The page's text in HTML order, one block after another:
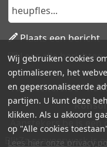
heupfles...
Plaats een bericht
Lees alle berichten
Aanstekers.be -
Aanstekers.be is
BlitZz graveerwerk is
Wij gebruiken cookies
optimaliseren, het
en gepersonaliseerde
partijen. U kunt deze
klikken. Als u akkoord
op "Alle cookies
Lees hier onze privacy